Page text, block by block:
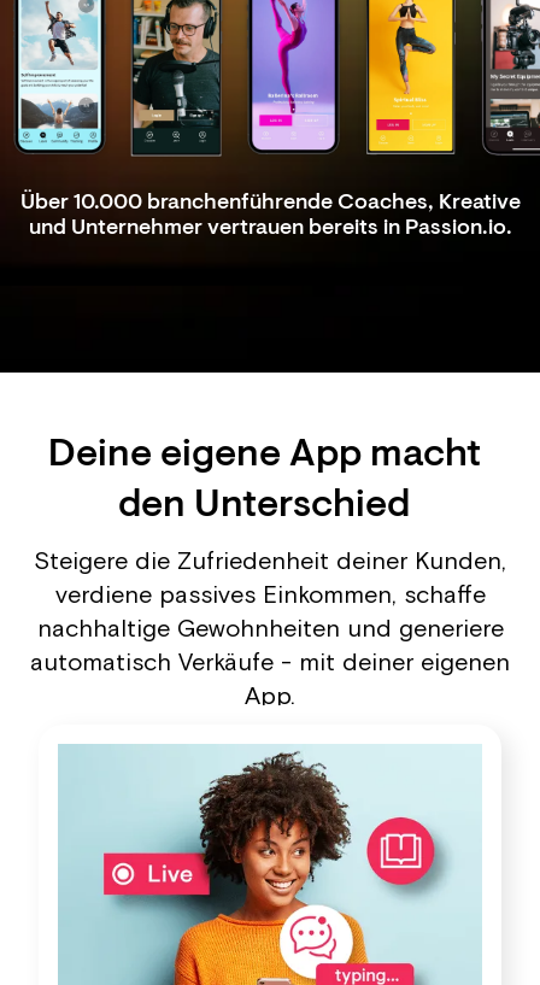
Über 10.000 branchenführende Coaches, Kreative
und Unternehmer vertrauen bereits in Passion.io.
Deine eigene App macht
den Unterschied
Steigere die Zufriedenheit deiner Kunden,
verdiene passives Einkommen, schaffe
nachhaltige Gewohnheiten und generiere
automatisch Verkäufe - mit deiner eigenen
App.